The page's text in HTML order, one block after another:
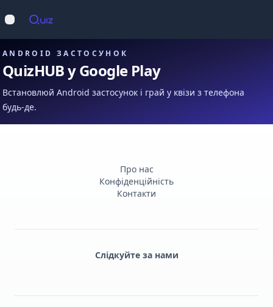
Відкрити меню
ANDROID ЗАСТОСУНОК
QuizHUB у Google Play
Встановлюй Android застосунок і грай у квізи з телефона
будь-де.
Про нас
Конфіденційність
Контакти
Слідкуйте за нами